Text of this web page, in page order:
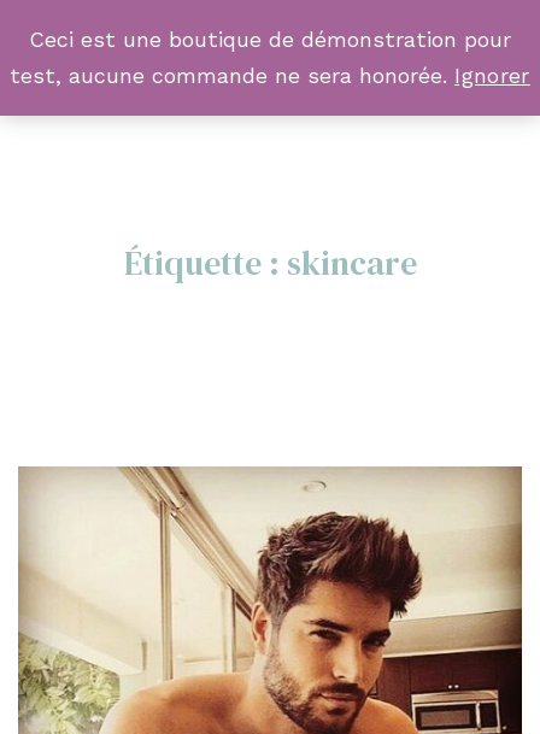
Étiquette : skincare
Ceci est une boutique de démonstration pour
test, aucune commande ne sera honorée. Ignorer